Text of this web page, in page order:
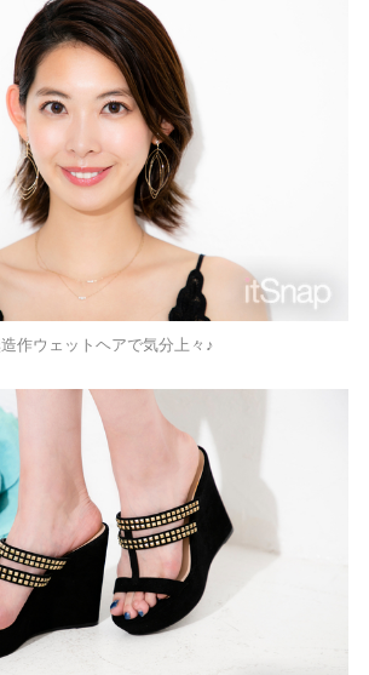
作ウェットヘアで気分上々♪